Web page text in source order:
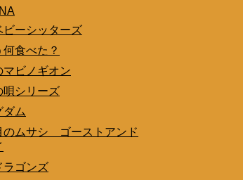
ビーシッターズ
何食べた？
マビノギオン
唄シリーズ
ダム
のムサシ ゴーストアンド
ラゴンズ